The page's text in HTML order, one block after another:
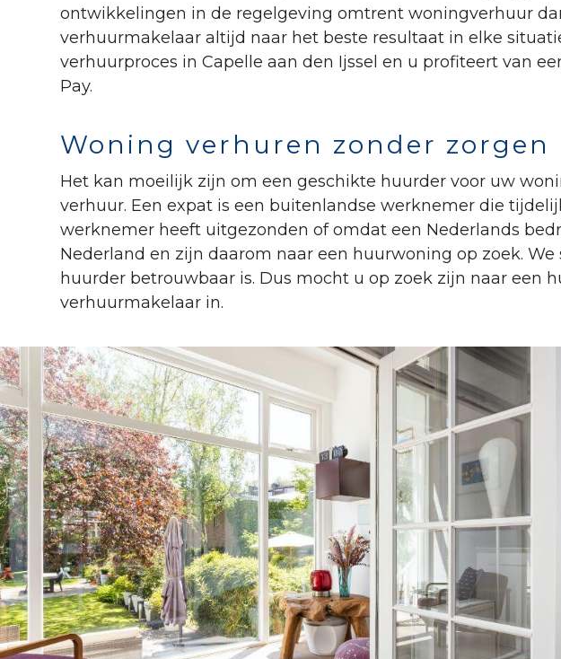
ontwikkelingen in de regelgeving omtrent woningverhuur
verhuurmakelaar altijd naar het beste resultaat in elke
verhuurproces in Capelle aan den Ijssel en u profiteert van
Pay.
Woning verhuren zonder zorgen
Het kan moeilijk zijn om een geschikte huurder voor uw
verhuur. Een expat is een buitenlandse werknemer die
werknemer heeft uitgezonden of omdat een Nederlands
Nederland en zijn daarom naar een huurwoning op zoek.
huurder betrouwbaar is. Dus mocht u op zoek zijn naar een
verhuurmakelaar in.